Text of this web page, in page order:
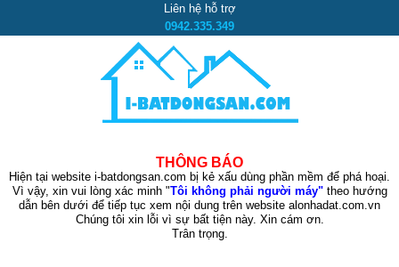
Liên hệ hỗ trợ
0942.335.349
THÔNG BÁO
Hiện tại website i-batdongsan.com bị kẻ xấu dùng phần mềm để phá hoại.
Vì vậy, xin vui lòng xác minh "Tôi không phải người máy"theo hướng
dẫn bên dưới để tiếp tục xem nội dung trên website alonhadat.com.vn
Chúng tôi xin lỗi vì sự bất tiện này. Xin cám ơn.
Trân trọng.